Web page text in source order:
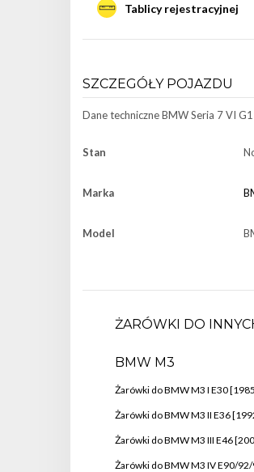
Tablicy rejestracyjnej
SZCZEGÓŁY POJAZDU
Dane techniczneBMW Seria 7 VI
Stan
Marka
Model
ŻARÓWKI DO
BMW M3
Żarówki do BMW M3 I E30
Żarówki do BMW M3 II E36
Żarówki do BMW M3 III E46
Żarówki do BMW M3 IV E90/